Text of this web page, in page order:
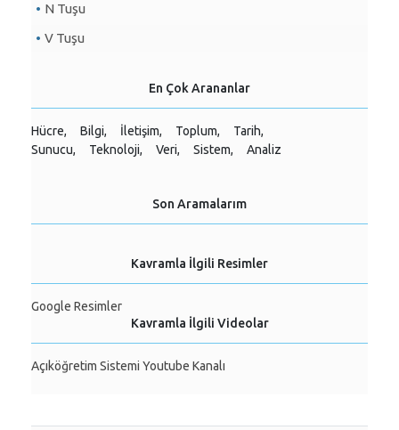
N Tuşu
V Tuşu
En Çok Arananlar
Hücre, Bilgi, İletişim, Toplum,
Tarih,
Sunucu,
Teknoloji, Veri, Sistem, Analiz
Son Aramalarım
Kavramla İlgili Resimler
Google Resimler
Kavramla İlgili Videolar
Açıköğretim Sistemi Youtube Kanalı